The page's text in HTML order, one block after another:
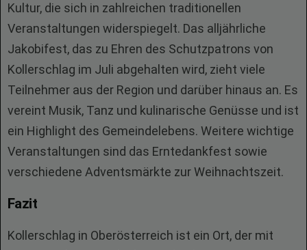
Kultur, die sich in zahlreichen traditionellen
Veranstaltungen widerspiegelt. Das alljährliche
Jakobifest, das zu Ehren des Schutzpatrons von
Kollerschlag im Juli abgehalten wird, zieht viele
Teilnehmer aus der Region und darüber hinaus an. Es
vereint Musik, Tanz und kulinarische Genüsse und ist
ein Highlight des Gemeindelebens. Weitere wichtige
Veranstaltungen sind das Erntedankfest sowie
verschiedene Adventsmärkte zur Weihnachtszeit.
Fazit
Kollerschlag in Oberösterreich ist ein Ort, der mit